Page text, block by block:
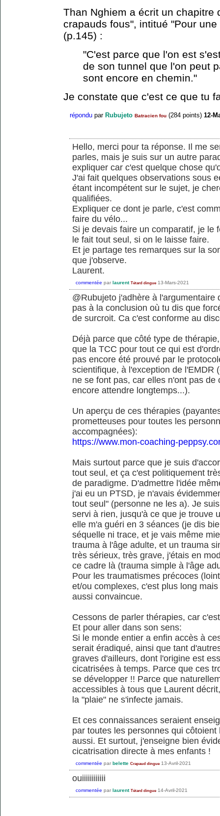
Than Nghiem a écrit un chapitre
crapauds fous", intitué "Pour
(p.145) :
"C'est parce que l'on est
de son tunnel que l'on peut
sont encore en chemin."
Je constate que c'est ce que tu
répondu par Rubujeto Batracien fou (284 points) 12-
Hello, merci pour ta réponse. Il me
parles, mais je suis sur un autre
expliquer car c'est quelque chose
J'ai fait quelques observations sous
étant incompétent sur le sujet, je
qualifiées.
Expliquer ce dont je parle, c'est
faire du vélo...
Si je devais faire un comparatif, je le
le fait tout seul, si on le laisse faire.
Et je partage tes remarques sur la
que j'observe.
Laurent.
commentée par laurent Tétard dingue 13-Mars-2021
@Rubujeto j'adhère à
pas à la conclusion où tu dis que
de surcroit. Ca c'est conforme au
Déjà parce que côté type de
que la TCC pour tout ce qui est
pas encore été prouvé par le
scientifique, à l'exception de l'EMDR
ne se font pas, car elles n'ont pas
encore attendre longtemps...).
Un aperçu de ces thérapies
prometteuses pour toutes les
accompagnées):
https://www.mon-coaching-
Mais surtout parce que je suis
tout seul, et ça c'est politiquement
de paradigme. D'admettre l'idée
j'ai eu un PTSD, je n'avais
tout seul" (personne ne les a). Je
servi à rien, jusqu'à ce que je trouve
elle m'a guéri en 3 séances (je dis
séquelle ni trace, et je vais même
trauma à l'âge adulte, et un trauma
très sérieux, très grave, j'étais en
ce cadre là (trauma simple à l'âge
Pour les traumatismes précoces
et/ou complexes, c'est plus long
aussi convaincue.
Cessons de parler thérapies, car
Et pour aller dans son sens:
Si le monde entier a enfin accès à
serait éradiqué, ainsi que tant
graves d'ailleurs, dont l'origine est
cicatrisées à temps. Parce que ces
se développer !! Parce que
accessibles à tous que Laurent
la "plaie" ne s'infecte jamais.
Et ces connaissances seraient
par toutes les personnes qui
aussi. Et surtout, j'enseigne bien
cicatrisation directe à mes enfants !
commentée par belette Crapaud dingue 13-Avril-2021
ouiiiiiiiiiiii
commentée par laurent Tétard dingue 14-Avril-2021